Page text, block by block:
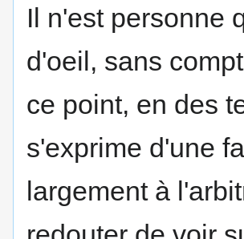
Il n'est personne
d'oeil, sans
ce point, en des
s'exprime d'une
largement à